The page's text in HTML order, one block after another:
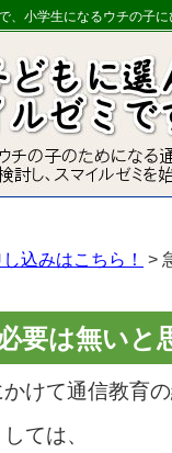
、小学生になるウチの子
込みはこちら！
>
要は無いと
けて通信教育
ては、